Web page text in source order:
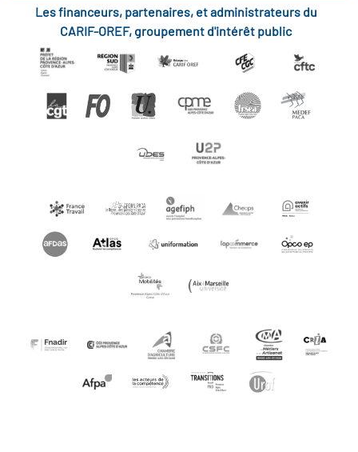
Les financeurs, partenaires, et administrateurs du
CARIF-OREF, groupement d'intérêt public